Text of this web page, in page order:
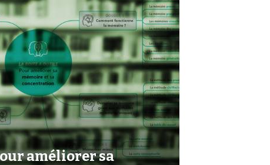
améliorer sa